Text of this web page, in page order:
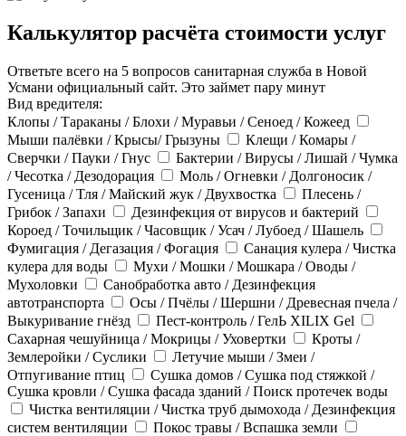
Калькулятор расчёта стоимости услуг
Ответьте всего на 5 вопросов санитарная служба в Новой
Усмани официальный сайт. Это займет пару минут
Вид вредителя:
Клопы / Тараканы / Блохи / Муравьи / Сеноед / Кожеед
Мыши палёвки / Крысы/ Грызуны
Клещи / Комары /
Сверчки / Пауки / Гнус
Бактерии / Вирусы / Лишай / Чумка
/ Чесотка / Дезодорация
Моль / Огневки / Долгоносик /
Гусеница / Тля / Майский жук / Двухвостка
Плесень /
Грибок / Запахи
Дезинфекция от вирусов и бактерий
Короед / Точильщик / Часовщик / Усач / Лубоед / Шашель
Фумигация / Дегазация / Фогация
Санация кулера / Чистка
кулера для воды
Мухи / Мошки / Мошкара / Оводы /
Мухоловки
Санобработка авто / Дезинфекция
автотранспорта
Осы / Пчёлы / Шершни / Древесная пчела /
Выкуривание гнёзд
Пест-контроль / ГелЬ XILIX Gel
Сахарная чешуйница / Мокрицы / Уховертки
Кроты /
Землеройки / Суслики
Летучие мыши / Змеи /
Отпугивание птиц
Сушка домов / Сушка под стяжкой /
Сушка кровли / Сушка фасада зданий / Поиск протечек воды
Чистка вентиляции / Чистка труб дымохода / Дезинфекция
систем вентиляции
Покос травы / Вспашка земли